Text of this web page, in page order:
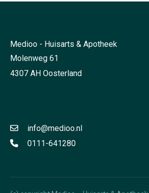
Medioo - Huisarts & Apotheek
Molenweg 61
4307 AH Oosterland
info@medioo.nl
0111-641280